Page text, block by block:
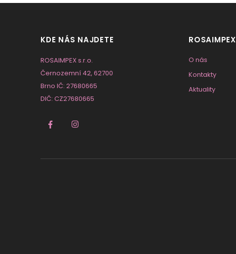
KDE NÁS NAJDETE
ROSAIMPEX s.r.o.
Černozemní 42, 62700
Brno IČ: 27680665
DIČ: CZ27680665
ROSAIMPEX
O nás
Kontakty
Aktuality